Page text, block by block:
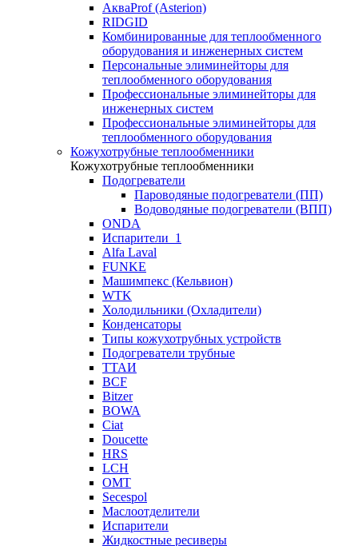
АкваProf (Asterion)
RIDGID
Комбинированные для теплообменного
оборудования и инженерных систем
Персональные элиминейторы для
теплообменного оборудования
Профессиональные элиминейторы для
инженерных систем
Профессиональные элиминейторы для
теплообменного оборудования
Кожухотрубные теплообменники
Кожухотрубные теплообменники
Подогреватели
Пароводяные подогреватели (ПП)
Водоводяные подогреватели (ВПП)
ONDA
Испарители_1
Alfa Laval
FUNKE
Машимпекс (Кельвион)
WTK
Холодильники (Охладители)
Конденсаторы
Типы кожухотрубных устройств
Подогреватели трубные
ТТАИ
BCF
Bitzer
BOWA
Ciat
Doucette
HRS
LCH
OMT
Secespol
Маслоотделители
Испарители
Жидкостные ресиверы